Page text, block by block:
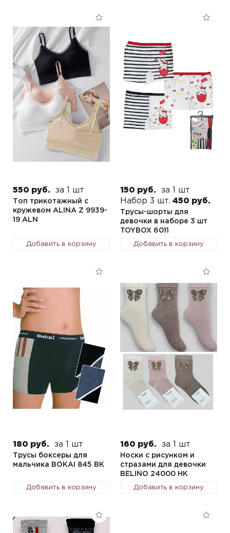
550 руб. за 1 шт
Топ трикотажный с
кружевом ALINA Z 9939-
19 ALN
Добавить в корзину
150 руб.
за 1 шт
Набор 3 шт. 450 руб.
Трусы-шорты для
девочки в наборе 3 шт
TOYBOX 6011
Добавить в корзину
180 руб. за 1 шт
Трусы боксеры для
мальчика BOKAI 845 BK
Добавить в корзину
160 руб. за 1 шт
Носки с рисунком и
стразами для девочки
BELINO 24000 HK
Добавить в корзину